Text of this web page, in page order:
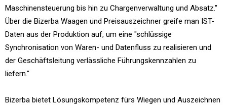
Maschinensteuerung bis hin zu Chargenverwaltung und Absatz."
Über die Bizerba Waagen und Preisauszeichner greife man IST-
Daten aus der Produktion auf, um eine "schlüssige
Synchronisation von Waren- und Datenfluss zu realisieren und
der Geschäftsleitung verlässliche Führungskennzahlen zu
liefern."
Bizerba bietet Lösungskompetenz fürs Wiegen und Auszeichnen